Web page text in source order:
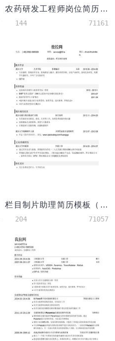
农药研发工程师岗位简历模板
144 71161
栏目制片助理简历模板（有荣誉奖励）
204 71057